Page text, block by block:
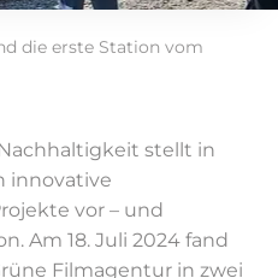
die erste Station vom
stellt in
innovative
vor – und
Am 18. Juli 2024 fand
Filmagentur in zwei